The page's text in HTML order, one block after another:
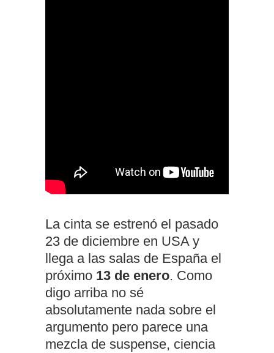
La cinta se estrenó el pasado
23 de diciembre en USA y
llega a las salas de España el
próximo 13 de enero. Como
digo arriba no sé
absolutamente nada sobre el
argumento pero parece una
mezcla de suspense, ciencia